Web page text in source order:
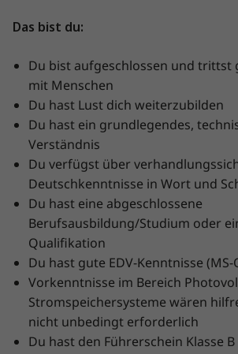
Das bist du:
Du bist aufgeschlossen und trittst
mit Menschen
Du hast Lust dich weiterzubilden
Du hast ein grundlegendes,
Verständnis
Du verfügst über
Deutschkenntnisse in Wort und
Du hast eine abgeschlossene
Berufsausbildung/Studium oder
Qualifikation
Du hast gute EDV-Kenntnisse (MS-
Vorkenntnisse im Bereich
Stromspeichersysteme wären
nicht unbedingt erforderlich
Du hast den Führerschein Klasse B